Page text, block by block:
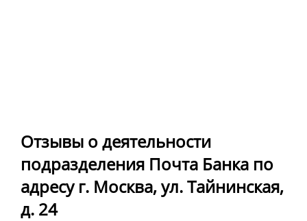
Отзывы о деятельности
подразделения Почта Банка по
адресу г. Москва, ул. Тайнинская,
д. 24